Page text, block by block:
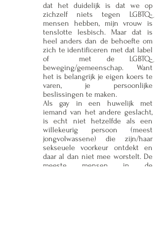
dat het duidelijk is dat we op
zichzelf niets tegen LGBTQ-
mensen hebben, mijn vrouw is
tenslotte lesbisch. Maar dat is
heel anders dan de behoefte om
zich te identificeren met dat label
of met de LGBTQ-
beweging/gemeenschap. Want
het is belangrijk je eigen koers te
varen, je persoonlijke
beslissingen te maken.
Als gay in een huwelijk met
iemand van het andere geslacht,
is echt niet hetzelfde als een
willekeurig persoon (meest
jongvolwassene) die zijn/haar
sekseuele voorkeur ontdekt en
daar al dan niet mee worstelt. De
meeste mensen in de